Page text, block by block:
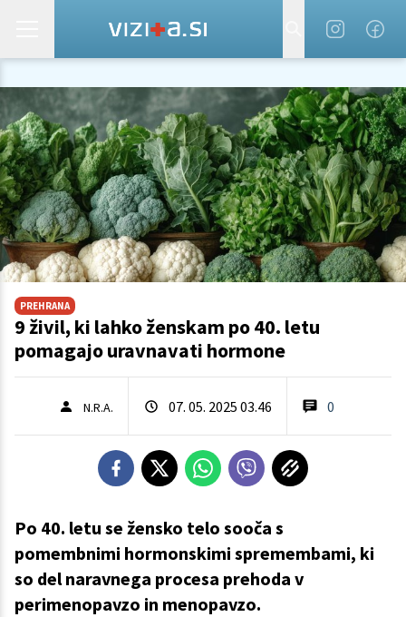
PREHRANA
9 živil, ki lahko ženskam po 40. letu
pomagajo uravnavati hormone
N.R.A. 07. 05. 2025 03.46 0
Po 40. letu se žensko telo sooča s
pomembnimi hormonskimi spremembami, ki
so del naravnega procesa prehoda v
perimenopavzo in menopavzo.